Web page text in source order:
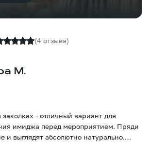
(4 отзыва)
М.
- отличный вариант для
имиджа перед мероприятием. Пряди
и выглядят абсолютно натурально.